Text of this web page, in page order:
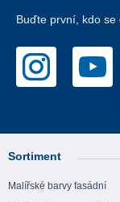
Buďte první, kdo se
Sortiment
Malířské barvy fasádní